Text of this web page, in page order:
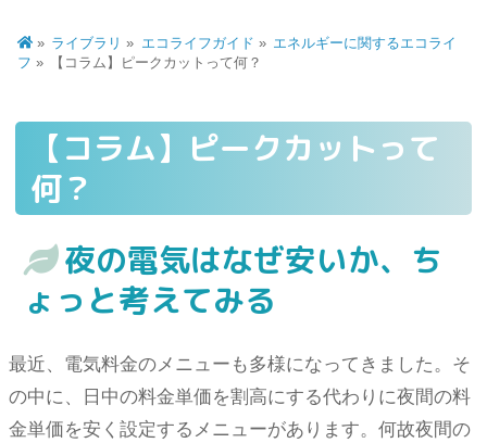
ライブラリ エコライフガイド
エネルギーに関するエコライ
フ
【コラム】ピークカットって何？
【コラム】ピークカットって
何？
夜の電気はなぜ安いか、ち
ょっと考えてみる
最近、電気料金のメニューも多様になってきました。そ
の中に、日中の料金単価を割高にする代わりに夜間の料
金単価を安く設定するメニューがあります。何故夜間の